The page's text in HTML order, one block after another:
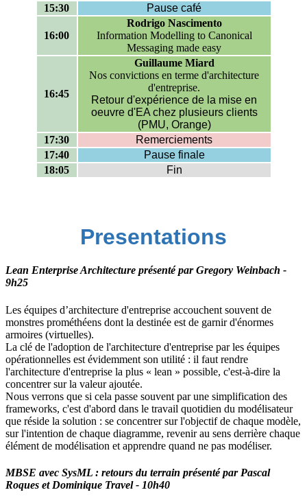
15:30
Pause café
16:00
Rodrigo Nascimento
Information Modelling to Canonical
Messaging made easy
16:45
Guillaume Miard
Nos convictions en terme d'architecture
d'entreprise.
Retour d'expérience de la mise en
oeuvre d'EA chez plusieurs clients
(PMU, Orange)
17:30
Remerciements
17:40
Pause finale
18:05
Fin
Presentations
Lean Enterprise Architecture présenté par Gregory Weinbach -
9h25
Les équipes d’architecture d'entreprise accouchent souvent de
monstres prométhéens dont la destinée est de garnir d'énormes
armoires (virtuelles).
La clé de l'adoption de l'architecture d'entreprise par les équipes
opérationnelles est évidemment son utilité : il faut rendre
l'architecture d'entreprise la plus « lean » possible, c'est-à-dire la
concentrer sur la valeur ajoutée.
Nous verrons que si cela passe souvent par une simplification des
frameworks, c'est d'abord dans le travail quotidien du modélisateur
que réside la solution : se concentrer sur l'objectif de chaque modèle,
sur l'intention de chaque diagramme, revenir au sens derrière chaque
élément de modélisation et apprendre quand ne pas modéliser.
MBSE avec SysML : retours du terrain présenté par Pascal
Roques et Dominique Travel - 10h40